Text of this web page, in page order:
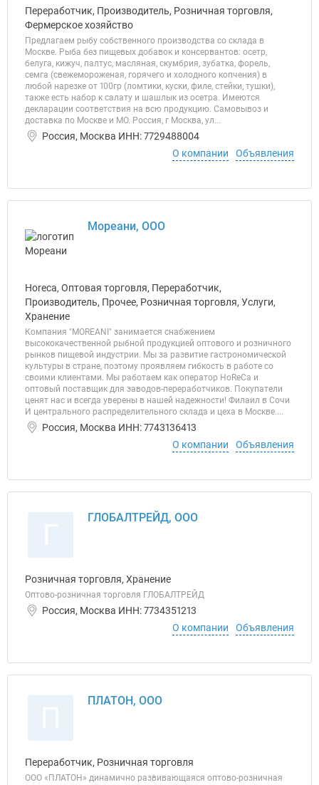
Переработчик, Производитель, Розничная торговля,
Фермерское хозяйство
Предлагаем рыбу собственного производства со склада в
Москве. Рыба без пищевых добавок и консервантов: осетр,
белуга, кижуч, палтус, масляная, скумбрия, зубатка, форель,
семга (свежемороженая, горячего и холодного копчения) в
любой нарезке от 100гр (ломтики, куски, филе, стейки, тушки),
также есть набор к салату и шашлык из осетра. Имеются
декларации соответствия на всю продукцию. Самовывоз и
доставка по Москве и МО. Россия, г Москва, ул...
Россия, Москва ИНН: 7729488004
О компании
Объявления
Мореани, ООО
Horeca, Оптовая торговля, Переработчик,
Производитель, Прочее, Розничная торговля, Услуги,
Хранение
Компания "MOREANI" занимается снабжением
высококачественной рыбной продукцией оптового и розничного
рынков пищевой индустрии. Мы за развитие гастрономической
культуры в стране, поэтому проявляем гибкость в работе со
своими клиентами. Мы работаем как оператор HoReCa и
оптовый поставщик для заводов-переработчиков. Покупатели
ценят нас и всегда уверены в нашей надежности! Филаил в Сочи
И центрального распределительного склада и цеха в Москве....
Россия, Москва ИНН: 7743136413
О компании
Объявления
ГЛОБАЛТРЕЙД, ООО
Розничная торговля, Хранение
Оптово-розничная торговля ГЛОБАЛТРЕЙД
Россия, Москва ИНН: 7734351213
О компании
Объявления
ПЛАТОН, ООО
Переработчик, Розничная торговля
ООО «ПЛАТОН» динамично развивающаяся оптово-розничная